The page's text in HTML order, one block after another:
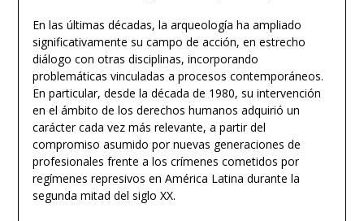
En las últimas décadas, la arqueología ha ampliado
significativamente su campo de acción, en estrecho
diálogo con otras disciplinas, incorporando
problemáticas vinculadas a procesos contemporáneos.
En particular, desde la década de 1980, su intervención
en el ámbito de los derechos humanos adquirió un
carácter cada vez más relevante, a partir del
compromiso asumido por nuevas generaciones de
profesionales frente a los crímenes cometidos por
regímenes represivos en América Latina durante la
segunda mitad del siglo XX.